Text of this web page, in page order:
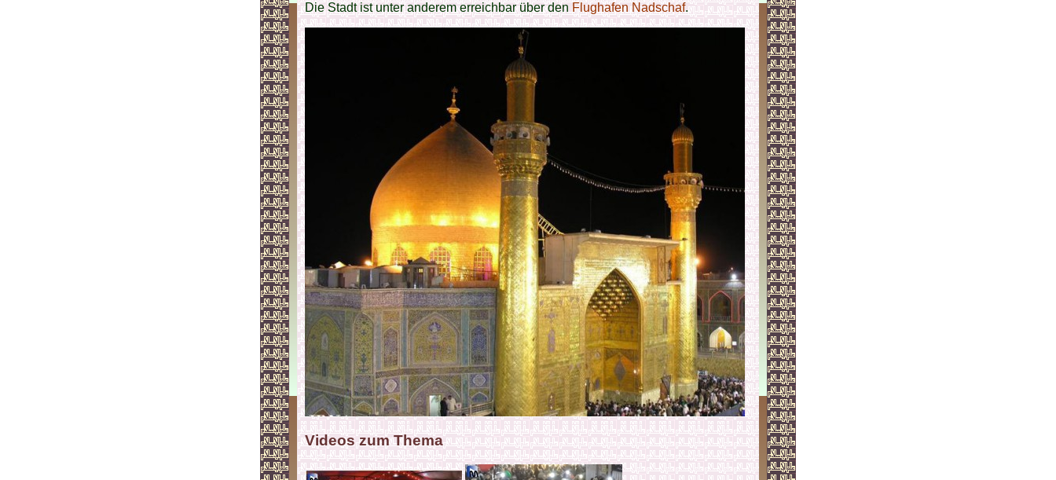
Die Stadt ist unter anderem erreichbar über den Flughafen Nadschaf.
Videos zum Thema